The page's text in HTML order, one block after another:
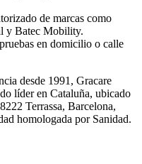
de marcas como
y Batec Mobility.
en domicilio o calle
desde 1991, Gracare
líder en Cataluña, ubicado
Terrassa, Barcelona,
homologada por Sanidad.